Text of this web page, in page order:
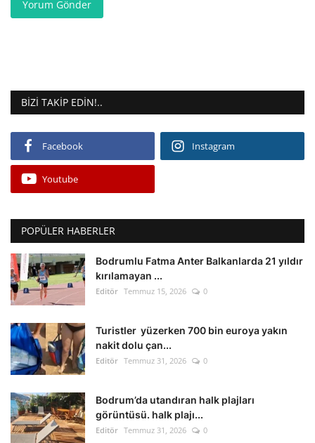
Yorum Gönder
BIZI TAKIP EDIN!..
Facebook Instagram
Youtube
POPÜLER HABERLER
Bodrumlu Fatma Anter Balkanlarda 21 yıldır
kırılamayan ...
Editör Temmuz 15, 2026 0
Turistler yüzerken 700 bin euroya yakın
nakit dolu çan...
Editör Temmuz 31, 2026 0
Bodrum’da utandıran halk plajları
görüntüsü. halk plajı...
Editör Temmuz 31, 2026 0